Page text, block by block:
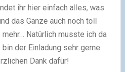
ihr hier einfach alles, was
das Ganze auch noch toll
Natürlich musste ich da
der Einladung sehr gerne
Dank dafür!